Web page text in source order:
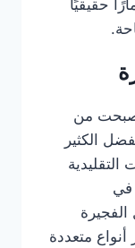
حقيقيًا
من
الكثير
في
الفجيرة
أنواع متعددة